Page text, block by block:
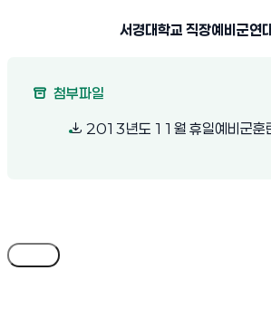
서경대학교 직장예비군연
첨부파일
2013년도 11월 휴일예비군